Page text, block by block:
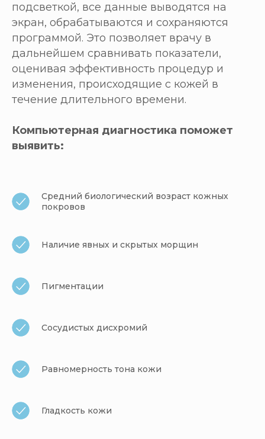
подсветкой, все данные выводятся на
экран, обрабатываются и сохраняются
программой. Это позволяет врачу в
дальнейшем сравнивать показатели,
оценивая эффективность процедур и
изменения, происходящие с кожей в
течение длительного времени.
Компьютерная диагностика поможет
выявить:
Средний биологический возраст кожных
покровов
Наличие явных и скрытых морщин
Пигментации
Сосудистых дисхромий
Равномерность тона кожи
Гладкость кожи